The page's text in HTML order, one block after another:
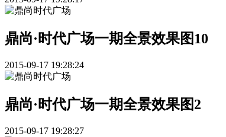
鼎尚·时代广场一期全景效果图10
2015-09-17 19:28:24
鼎尚·时代广场一期全景效果图2
2015-09-17 19:28:27